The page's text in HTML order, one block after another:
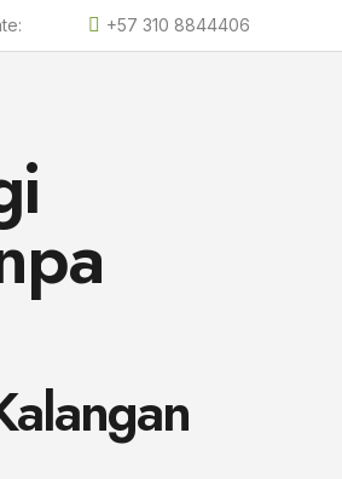
+57 310 8844406